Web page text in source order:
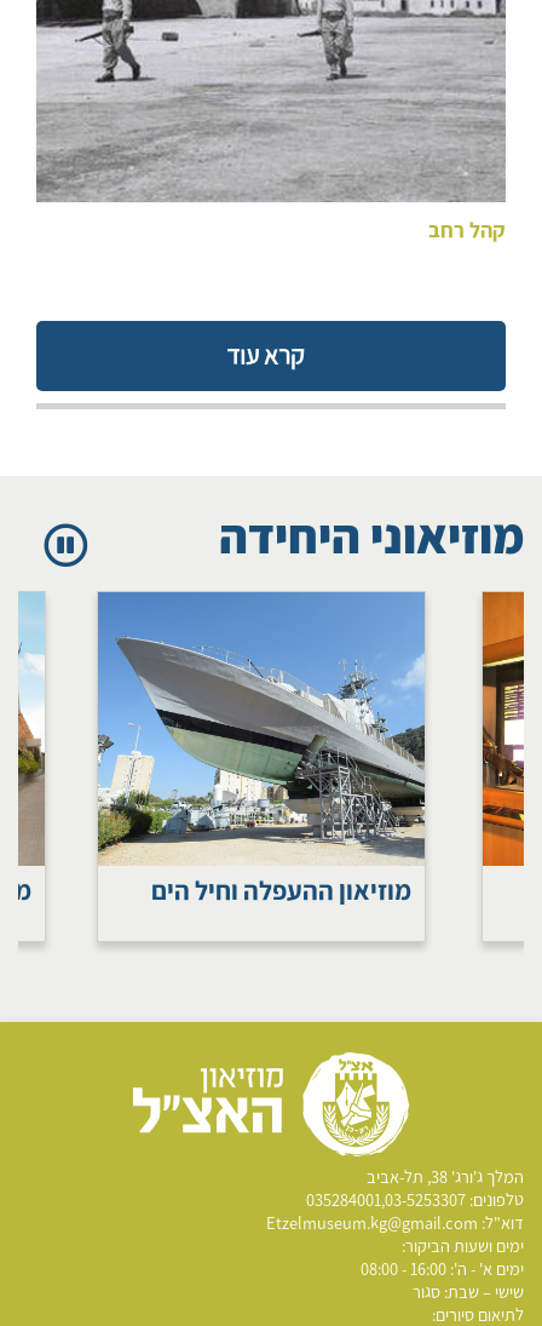
קהל רחב
קרא עוד
מוזיאוני היחידה
מוזיאון ההעפלה וחיל הים
​המלך ג'ורג' 38, תל-אביב
טלפונים:
035284001,03-5253307
דוא"ל: Etzelmuseum.kg@gmail.com
ימים ושעות הביקור:
​ימים א' - ה': 16:00 - 08:00
שישי – שבת: סגור
לתיאום סיורים: